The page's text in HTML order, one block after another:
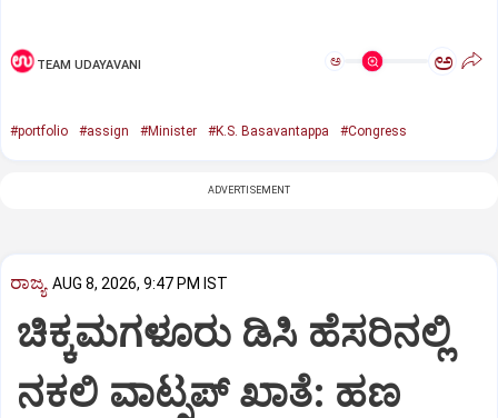
TEAM UDAYAVANI ಅ ಅ
#portfolio #assign #Minister #K.S. Basavantappa #Congress
ADVERTISEMENT
ರಾಜ್ಯ AUG 8, 2026, 9:47 PM IST
ಚಿಕ್ಕಮಗಳೂರು ಡಿಸಿ ಹೆಸರಿನಲ್ಲಿ
ನಕಲಿ ವಾಟ್ಸಪ್ ಖಾತೆ: ಹಣ